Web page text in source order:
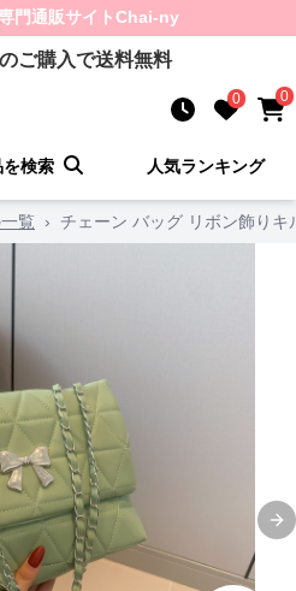
門通販サイトChai-ny
ご購入で送料無料
0 0
を検索 人気ランキング
覧 › チェーン バッグ リボン飾り